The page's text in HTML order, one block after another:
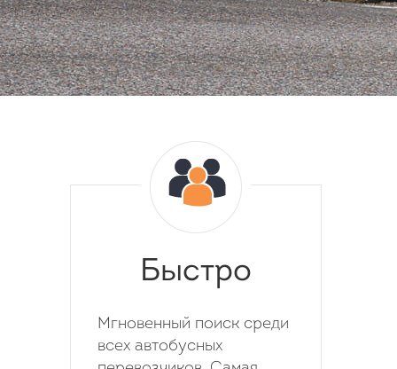
Быстро
Мгновенный поиск среди
всех автобусных